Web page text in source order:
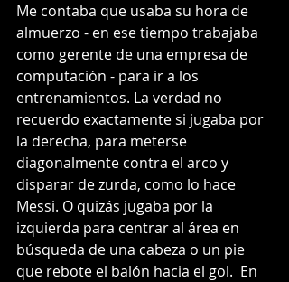
Me contaba que usaba su hora de
almuerzo - en ese tiempo trabajaba
como gerente de una empresa de
computación - para ir a los
entrenamientos. La verdad no
recuerdo exactamente si jugaba por
la derecha, para meterse
diagonalmente contra el arco y
disparar de zurda, como lo hace
Messi. O quizás jugaba por la
izquierda para centrar al área en
búsqueda de una cabeza o un pie
que rebote el balón hacia el gol.  En